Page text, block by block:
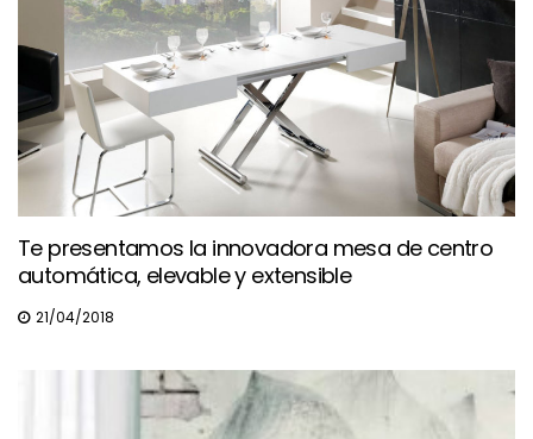
Te presentamos la innovadora mesa de centro
automática, elevable y extensible
21/04/2018